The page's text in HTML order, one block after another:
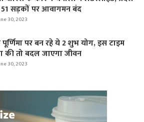
सड़कों पर आवागमन बंद
30, 2023
पर बन रहे ये 2 शुभ योग, इस टाइम
की तो बदल जाएगा जीवन
30, 2023